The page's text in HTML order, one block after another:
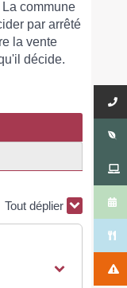
commune
par arrêté
la vente
décide.
Tout déplier